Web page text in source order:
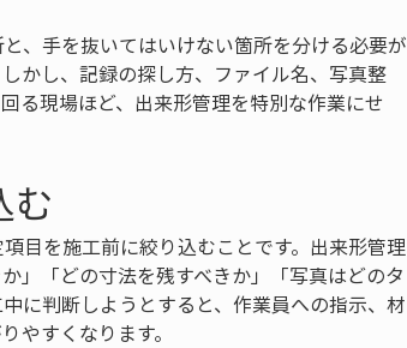
、手を抜いてはいけない箇所を分ける必要が
かし、記録の探し方、ファイル名、写真整
る現場ほど、出来形管理を特別な作業にせ
む
目を施工前に絞り込むことです。出来形管理
」「どの寸法を残すべきか」「写真はどのタ
に判断しようとすると、作業員への指示、材
やすくなります。